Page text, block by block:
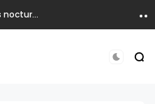
Ejército de Colombia usará visores nocturnos en atención de emergencia desde helicópteros.